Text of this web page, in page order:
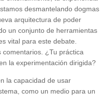
desmantelando dogmas
arquitectura de poder
un conjunto de herramientas
vital para este debate.
¿Tu práctica
la experimentación dirigida?
la capacidad de usar
como un medio para un